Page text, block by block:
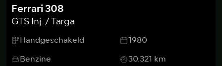
Ferrari 308
GTS Inj. / Targa
Handgeschakeld
1980
Benzine
30.321 km